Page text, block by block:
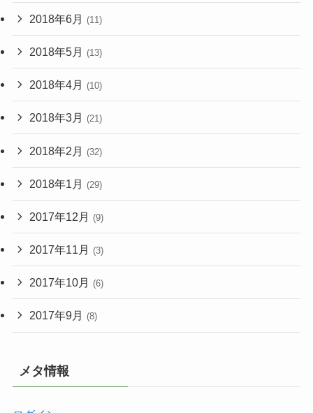
2018年6月 (11)
2018年5月 (13)
2018年4月 (10)
2018年3月 (21)
2018年2月 (32)
2018年1月 (29)
2017年12月 (9)
2017年11月 (3)
2017年10月 (6)
2017年9月 (8)
メタ情報